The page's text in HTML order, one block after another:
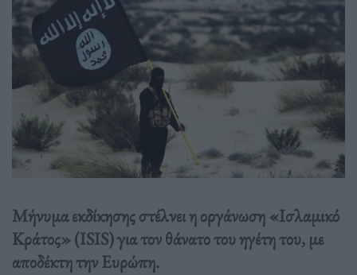
Μήνυμα εκδίκησης στέλνει η οργάνωση «Ισλαμικό
Κράτος» (ISIS) για τον θάνατο του ηγέτη του, με
αποδέκτη την Ευρώπη.